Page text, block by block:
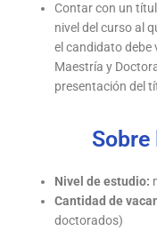
Contar con un
nivel del curso al
el candidato debe
Maestría y
presentación del
Nivel de estudio:
Cantidad de
doctorados)